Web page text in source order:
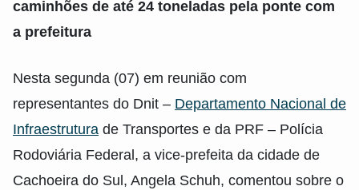
caminhões de até 24 toneladas pela ponte com
a prefeitura
Nesta segunda (07) em reunião com
representantes do Dnit – Departamento Nacional de
Infraestrutura de Transportes e da PRF – Polícia
Rodoviária Federal, a vice-prefeita da cidade de
Cachoeira do Sul, Angela Schuh, comentou sobre o